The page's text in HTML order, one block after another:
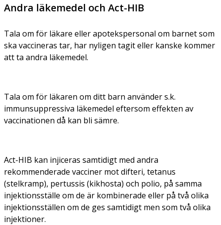
Andra läkemedel och Act-HIB
Tala om för läkare eller apotekspersonal om barnet som
ska vaccineras tar, har nyligen tagit eller kanske kommer
att ta andra läkemedel.
Tala om för läkaren om ditt barn använder s.k.
immunsuppressiva läkemedel eftersom effekten av
vaccinationen då kan bli sämre.
Act-HIB kan injiceras samtidigt med andra
rekommenderade vacciner mot difteri, tetanus
(stelkramp), pertussis (kikhosta) och polio, på samma
injektionsställe om de är kombinerade eller på två olika
injektionsställen om de ges samtidigt men som två olika
injektioner.